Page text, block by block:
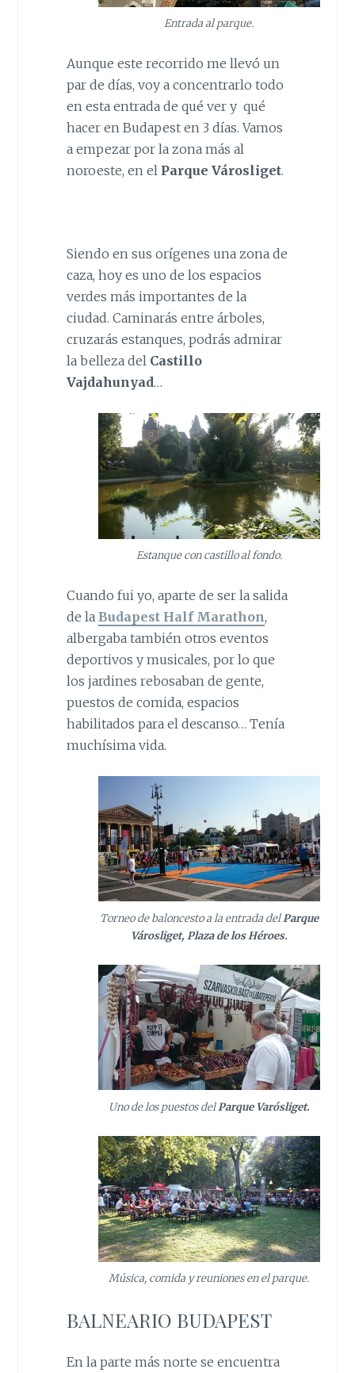
Entrada al parque.
Aunque este recorrido me llevó un
par de días, voy a concentrarlo todo
en esta entrada de qué ver y qué
hacer en Budapest en 3 días. Vamos
a empezar por la zona más al
noroeste, en el Parque Városliget.
Siendo en sus orígenes una zona de
caza, hoy es uno de los espacios
verdes más importantes de la
ciudad. Caminarás entre árboles,
cruzarás estanques, podrás admirar
la belleza del Castillo
Vajdahunyad…
Estanque con castillo al fondo.
Cuando fui yo, aparte de ser la salida
de la Budapest Half Marathon,
albergaba también otros eventos
deportivos y musicales, por lo que
los jardines rebosaban de gente,
puestos de comida, espacios
habilitados para el descanso… Tenía
muchísima vida.
Torneo de baloncesto a la entrada delParque
Városliget, Plaza de los Héroes.
Uno de los puestos delParque Varósliget.
Música, comida y reuniones en el parque.
BALNEARIO BUDAPEST
En la parte más norte se encuentra